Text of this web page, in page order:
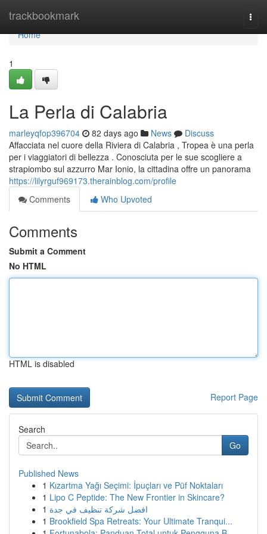
trackbookmark
Home
Home
1
La Perla di Calabria
marleyqfop396704 82 days ago News
Discuss
Affacciata nel cuore della Riviera di Calabria , Tropea è una perla
per i viaggiatori di bellezza . Conosciuta per le sue scogliere a
strapiombo sul azzurro Mar Ionio, la cittadina offre un panorama
https://lilyrguf969173.therainblog.com/profile
Comments
Who Upvoted
Comments
Submit a Comment
No HTML
HTML is disabled
Report Page
Search
Go
Published News
1 Kızartma Yağı Seçimi: İpuçları ve Püf Noktaları
1 Lipo C Peptide: The New Frontier in Skincare?
1 افضل شركة تنظيف في جدة
1 Brookfield Spa Retreats: Your Ultimate Tranqui...